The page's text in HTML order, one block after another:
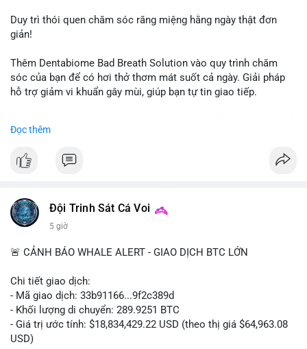
#vlikevn #titanbot
Duy trì thói quen chăm sóc răng miệng hằng ngày thật đơn
giản!
Thêm Dentabiome Bad Breath Solution vào quy trình chăm
sóc của bạn để có hơi thở thơm mát suốt cả ngày. Giải pháp
hỗ trợ giảm vi khuẩn gây mùi, giúp bạn tự tin giao tiếp.
lớn cho nụ cười khỏe mạnh.
#dentabiome #badbreathsolution
Đọc thêm
Đội Trinh Sát Cá Voi
5 giờ
🚨 CẢNH BÁO WHALE ALERT - GIAO DỊCH BTC LỚN
Chi tiết giao dịch:
- Mã giao dịch: 33b91166...9f2c389d
- Khối lượng di chuyển: 289.9251 BTC
- Giá trị ước tính: $18,834,429.22 USD (theo thị giá $64,963.08
USD)